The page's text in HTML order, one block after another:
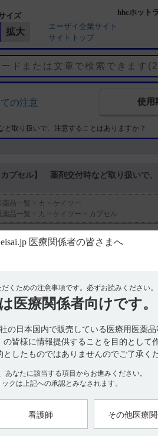
イズ
エーザイ企業サイト
サイトトップ
hhcホット
の注意 使用
取り扱いで、注意することはありますか？
くための注意事項です。 必ずお読みください。
医療関係者向けです。
の日本国内で販売している医療用医薬
皆様に情報提供することを目的として
したものではありませんのでご了承くだ
あなたに該当する項目からお進みください。
クは上記への承認とみなされます。
看護師 その他医療
カプセル】 薬剤交付時など取り扱いで
薬品一覧 > カ > ケイツー
薬品一覧
> カ > ケイツー > カプセル
意
剤はPTPシートから取り出して服用するよ
電子添文 2023年3月改訂（第1版） 14．